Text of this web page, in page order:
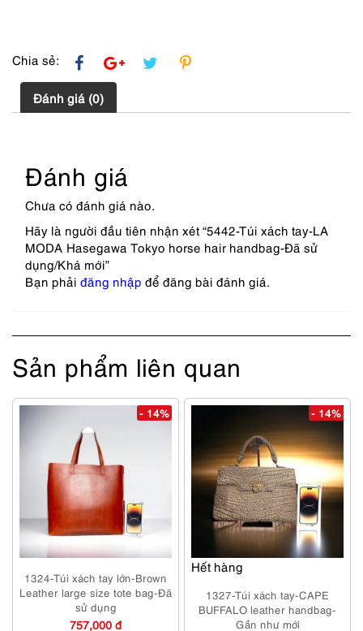
số
Chia sẻ:
Đánh giá (0)
Đánh giá
Chưa có đánh giá nào.
Hãy là người đầu tiên nhận xét “5442-Túi xách tay-LA
MODA Hasegawa Tokyo horse hair handbag-Đã sử
dụng/Khá mới”
Bạn phải đăng nhập để đăng bài đánh giá.
Sản phẩm liên quan
- 14%
1324-Túi xách tay lớn-Brown
Leather large size tote bag-Đã
sử dụng
757,000 đ
Hết hàng
- 14%
1327-Túi xách tay-CAPE
BUFFALO leather handbag-
Gần như mới